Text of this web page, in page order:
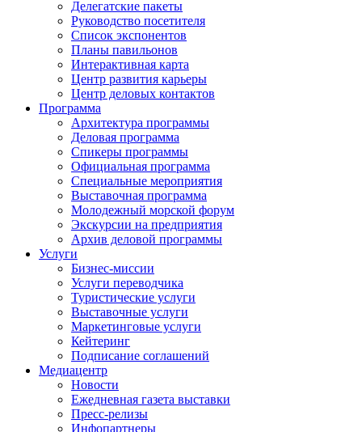
Делегатские пакеты
Руководство посетителя
Список экспонентов
Планы павильонов
Интерактивная карта
Центр развития карьеры
Центр деловых контактов
Программа
Архитектура программы
Деловая программа
Спикеры программы
Официальная программа
Специальные мероприятия
Выставочная программа
Молодежный морской форум
Экскурсии на предприятия
Архив деловой программы
Услуги
Бизнес-миссии
Услуги переводчика
Туристические услуги
Выставочные услуги
Маркетинговые услуги
Кейтеринг
Подписание соглашений
Медиацентр
Новости
Ежедневная газета выставки
Пресс-релизы
Инфопартнеры